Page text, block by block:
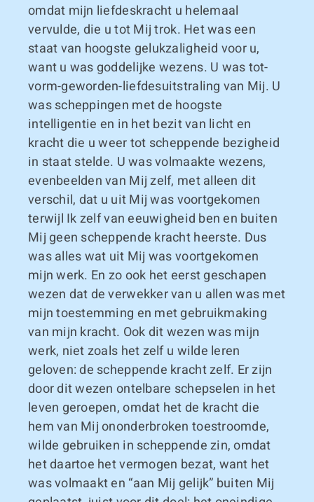
omdat mijn liefdeskracht u helemaal
vervulde, die u tot Mij trok. Het was een
staat van hoogste gelukzaligheid voor u,
want u was goddelijke wezens. U was tot-
vorm-geworden-liefdesuitstraling van Mij. U
was scheppingen met de hoogste
intelligentie en in het bezit van licht en
kracht die u weer tot scheppende bezigheid
in staat stelde. U was volmaakte wezens,
evenbeelden van Mij zelf, met alleen dit
verschil, dat u uit Mij was voortgekomen
terwijl Ik zelf van eeuwigheid ben en buiten
Mij geen scheppende kracht heerste. Dus
was alles wat uit Mij was voortgekomen
mijn werk. En zo ook het eerst geschapen
wezen dat de verwekker van u allen was met
mijn toestemming en met gebruikmaking
van mijn kracht. Ook dit wezen was mijn
werk, niet zoals het zelf u wilde leren
geloven: de scheppende kracht zelf. Er zijn
door dit wezen ontelbare schepselen in het
leven geroepen, omdat het de kracht die
hem van Mij ononderbroken toestroomde,
wilde gebruiken in scheppende zin, omdat
het daartoe het vermogen bezat, want het
was volmaakt en “aan Mij gelijk” buiten Mij